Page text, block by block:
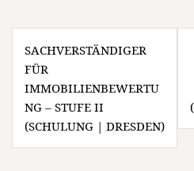
SACHVERSTÄNDIGER
FÜR
IMMOBILIENBEWERTU
NG – STUFE II
(SCHULUNG | DRESDEN)